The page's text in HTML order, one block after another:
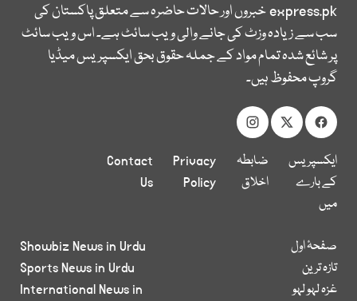
express.pkخبروں اور حالات حاضرہ سے متعلق پاکستان کی
سب سے زیادہ وزٹ کی جانے والی ویب سائٹ ہے۔ اس ویب سائٹ
پر شائع شدہ تمام مواد کے جملہ حقوق بحق ایکسپریس میڈیا
گروپ محفوظ ہیں۔
ایکسپریس
کے بارے
میں
ضابطہ
اخلاق
Privacy
Policy
Contact
Us
صفحۂ اول
تازہ ترین
غزہ لہو لہو
Showbiz News in Urdu
Sports News in Urdu
International News in